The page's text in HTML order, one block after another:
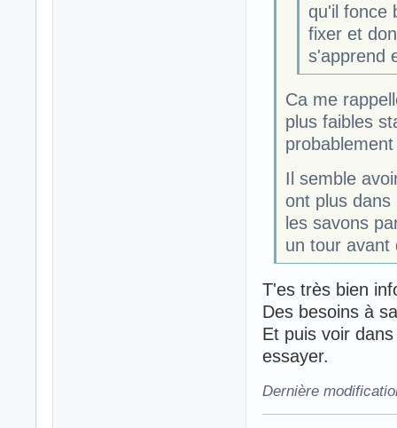
qu'il fonce
fixer et
s'apprend
Ca me
plus faibles
Il semble
ont plus
les savons
un tour avant
T'es très bien
Des besoins à
Et puis voir
essayer.
Dernière